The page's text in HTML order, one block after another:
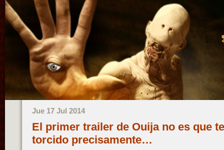
Jue 17 Jul 2014
El primer trailer de Ouija no es que
torcido precisamente…